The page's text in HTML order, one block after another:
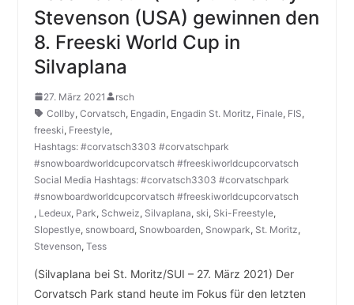
Stevenson (USA) gewinnen den
8. Freeski World Cup in
Silvaplana
27. März 2021
rsch
Collby, Corvatsch, Engadin, Engadin St. Moritz, Finale, FIS,
freeski, Freestyle,
Hashtags: #corvatsch3303 #corvatschpark
#snowboardworldcupcorvatsch #freeskiworldcupcorvatsch
Social Media Hashtags: #corvatsch3303 #corvatschpark
#snowboardworldcupcorvatsch #freeskiworldcupcorvatsch
, Ledeux, Park, Schweiz, Silvaplana, ski, Ski-Freestyle,
Slopestlye, snowboard, Snowboarden, Snowpark, St. Moritz,
Stevenson, Tess
(Silvaplana bei St. Moritz/SUI – 27. März 2021) Der
Corvatsch Park stand heute im Fokus für den letzten